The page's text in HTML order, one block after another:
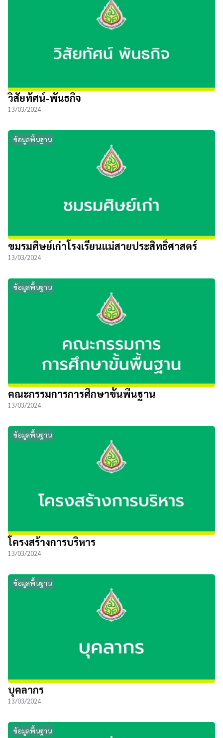
วิสัยทัศน์-พันธกิจ
13/03/2024
ข้อมูลพื้นฐาน
ขมรมศิษย์เก่าโรงเรียนแม่สายประสิทธิ์ศาสตร์
13/03/2024
ข้อมูลพื้นฐาน
คณะกรรมการการศึกษาขั้นพื้นฐาน
13/03/2024
ข้อมูลพื้นฐาน
โครงสร้างการบริหาร
13/03/2024
ข้อมูลพื้นฐาน
บุคลากร
13/03/2024
ข้อมูลพื้นฐาน